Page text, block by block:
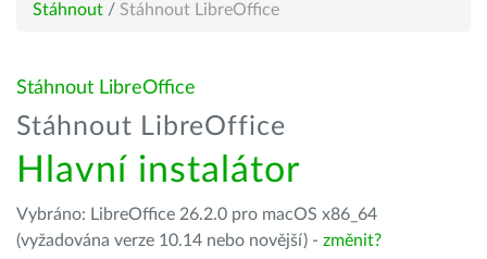
Stáhnout / Stáhnout LibreOffice
Stáhnout LibreOffice
Stáhnout LibreOffice
Hlavní instalátor
Vybráno: LibreOffice 26.2.0 pro macOS x86_64
(vyžadována verze 10.14 nebo novější) - změnit?